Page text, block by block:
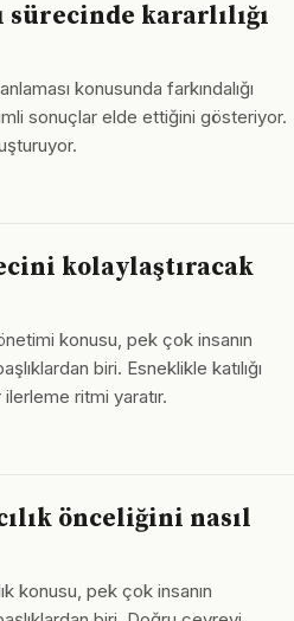
kararlılığı
konusunda farkındalığı
sonuçlar elde ettiğini gösteriyor.
kolaylaştıracak
konusu, pek çok insanın
biri. Esneklikle katılığı
ritmi yaratır.
önceliğini nasıl
konusu, pek çok insanın